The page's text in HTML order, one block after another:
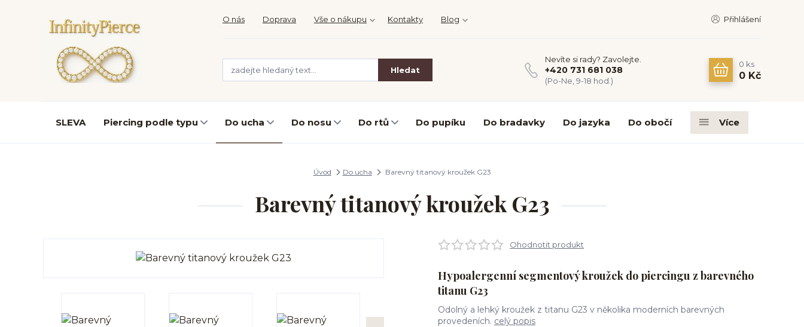
O nás Doprava Vše o nákupu Kontakty Blog Přihlášení
Hledat
Nevíte si rady? Zavolejte.
+420 731 681 038
(Po-Ne, 9-18 hod.)
0 ks
0 Kč
SLEVA Piercing podle typu Do ucha Do nosu Do rtů Do pupíku Do bradavky Do jazyka Do obočí Více
Úvod Do ucha Barevný titanový kroužek G23
Barevný titanový kroužek G23
Ohodnotit produkt
Hypoalergenní segmentový kroužek do piercingu z barevného
titanu G23
Odolný a lehký kroužek z titanu G23 v několika moderních barevných
provedeních. celý popis